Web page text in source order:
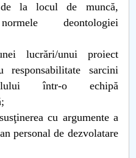
de la locul de muncă,
deontologiei
lucrări/unui proiect
responsabilitate sarcini
într-o echipă
cu argumente a
personal de dezvolatare